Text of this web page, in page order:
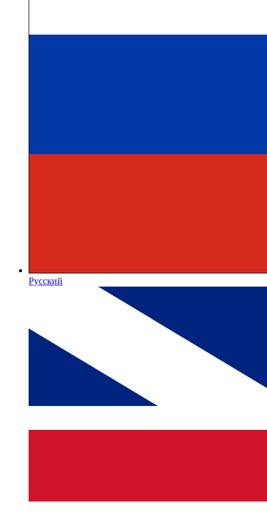
Русский